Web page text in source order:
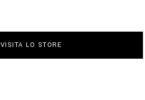
VISITA LO STORE